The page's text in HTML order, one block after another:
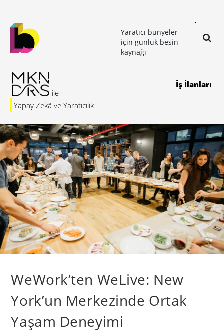
Yaratıcı bünyeler
için günlük besin
kaynağı
Yapay Zekâ ve Yaratıcılık
İş İlanları
WeWork’ten WeLive: New
York’un Merkezinde Ortak
Yaşam Deneyimi